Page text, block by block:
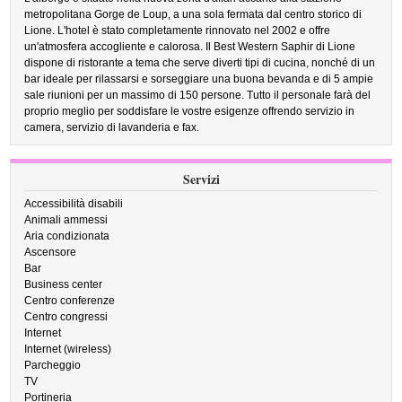
metropolitana Gorge de Loup, a una sola fermata dal centro storico di
Lione. L'hotel è stato completamente rinnovato nel 2002 e offre
un'atmosfera accogliente e calorosa. Il Best Western Saphir di Lione
dispone di ristorante a tema che serve diverti tipi di cucina, nonché di un
bar ideale per rilassarsi e sorseggiare una buona bevanda e di 5 ampie
sale riunioni per un massimo di 150 persone. Tutto il personale farà del
proprio meglio per soddisfare le vostre esigenze offrendo servizio in
camera, servizio di lavanderia e fax.
Servizi
Accessibilità disabili
Animali ammessi
Aria condizionata
Ascensore
Bar
Business center
Centro conferenze
Centro congressi
Internet
Internet (wireless)
Parcheggio
TV
Portineria